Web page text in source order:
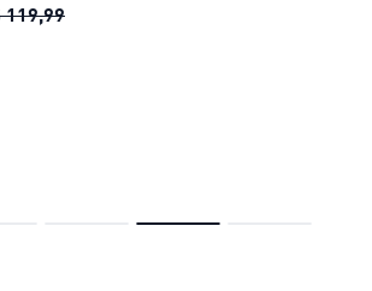
119,99Camiseta Essentials Small Logo